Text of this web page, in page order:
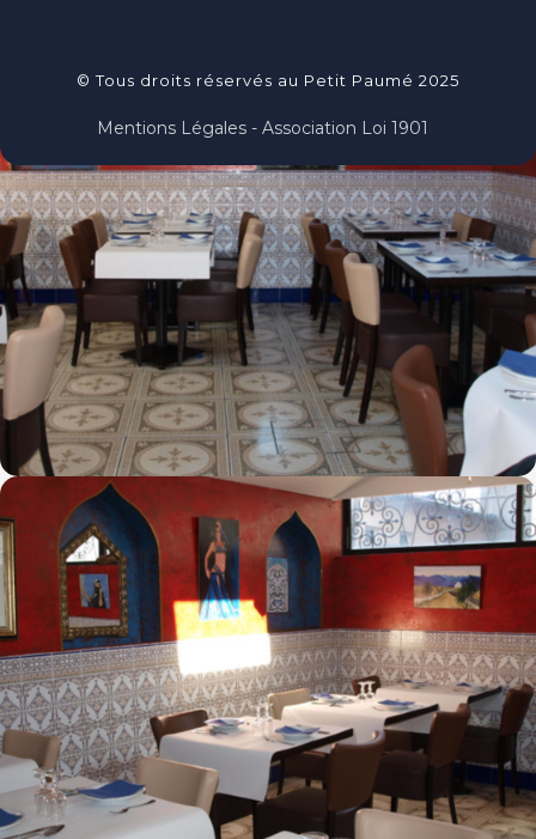
© Tous droits réservés au Petit Paumé 2025
Mentions Légales - Association Loi 1901